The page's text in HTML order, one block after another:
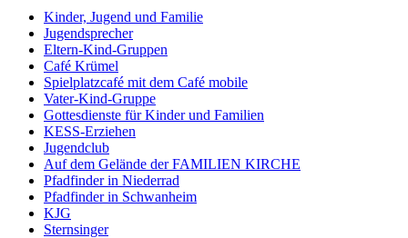
Kinder, Jugend und Familie
Jugendsprecher
Eltern-Kind-Gruppen
Café Krümel
Spielplatzcafé mit dem Café mobile
Vater-Kind-Gruppe
Gottesdienste für Kinder und Familien
KESS-Erziehen
Jugendclub
Auf dem Gelände der FAMILIEN KIRCHE
Pfadfinder in Niederrad
Pfadfinder in Schwanheim
KJG
Sternsinger